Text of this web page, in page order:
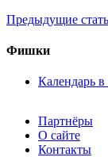
Предыдущие
Фишки
Календарь в
Партнёры
О сайте
Контакты